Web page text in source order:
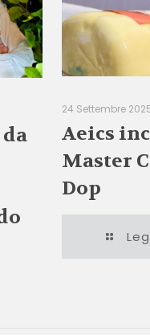
24 Settembre
Aeics
Master
Dop